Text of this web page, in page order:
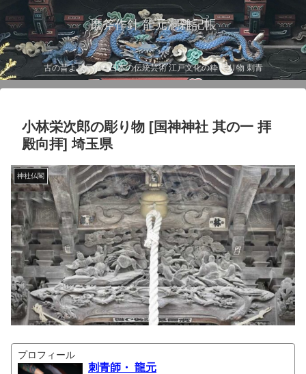
磨斧作針 龍元洞雑記帳
古の昔より伝わる日本の伝統芸術 江戸文化の粋 彫り物 刺青
小林栄次郎の彫り物 [国神神社 其の一 拝
殿向拝] 埼玉県
神社仏閣
プロフィール
刺青師・ 龍元